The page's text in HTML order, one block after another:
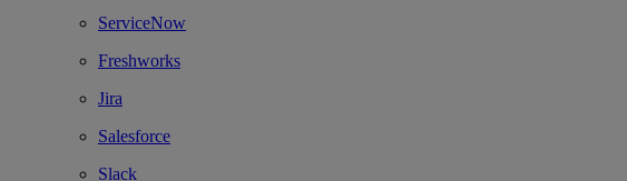
ServiceNow
Freshworks
Jira
Salesforce
Slack